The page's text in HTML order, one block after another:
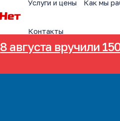
Услуги и цены Как мы
Контакты
8 августа вручили